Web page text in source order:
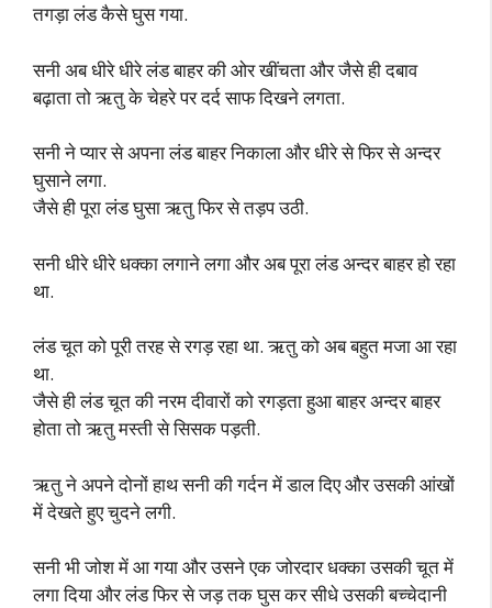
तगड़ा लंड कैसे घुस गया.
सनी अब धीरे धीरे लंड बाहर की ओर खींचता और जैसे ही दबाव
बढ़ाता तो ऋतु के चेहरे पर दर्द साफ दिखने लगता.
सनी ने प्यार से अपना लंड बाहर निकाला और धीरे से फिर से अन्दर
घुसाने लगा.
जैसे ही पूरा लंड घुसा ऋतु फिर से तड़प उठी.
सनी धीरे धीरे धक्का लगाने लगा और अब पूरा लंड अन्दर बाहर हो रहा
था.
लंड चूत को पूरी तरह से रगड़ रहा था. ऋतु को अब बहुत मजा आ रहा
था.
जैसे ही लंड चूत की नरम दीवारों को रगड़ता हुआ बाहर अन्दर बाहर
होता तो ऋतु मस्ती से सिसक पड़ती.
ऋतु ने अपने दोनों हाथ सनी की गर्दन में डाल दिए और उसकी आंखों
में देखते हुए चुदने लगी.
सनी भी जोश में आ गया और उसने एक जोरदार धक्का उसकी चूत में
लगा दिया और लंड फिर से जड़ तक घुस कर सीधे उसकी बच्चेदानी